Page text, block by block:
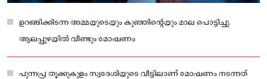
ഉറങ്ങിക്കിടന്ന അമ്മയുടെയും കുഞ്ഞിൻ്റെയും മാല പൊട്ടിച്ചു.
ആലപ്പുഴയില്‍ വീണ്ടും മോഷണം
പുന്നപ്ര തൂക്കുകുളം സ്വദേശിയുടെ വീട്ടിലാണ് മോഷണം നടന്നത്